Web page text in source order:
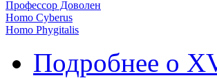
Профессор Доволен
Homo Cyberus
Homo Phygitalis
Подробнее о